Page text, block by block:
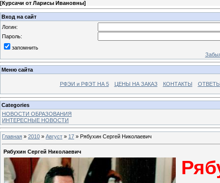
[Курсачи от Ларисы Ивановны]
Вход на сайт
Логин:
Пароль:
запомнить
Меню сайта
РФЭИ и РФЭТ НА 5 ЦЕНЫ НА ЗАКАЗ КОНТАКТЫ
Categories
НОВОСТИ ОБРАЗОВАНИЯ
ИНТЕРЕСНЫЕ НОВОСТИ
Главная » 2010 » Август » 17 » Рябухин Сергей Николаевич
Рябухин Сергей Николаевич